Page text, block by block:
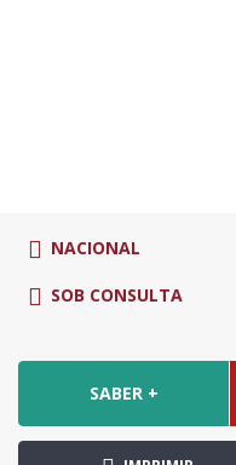
NACIONAL
SOB CONSULTA
SABER +